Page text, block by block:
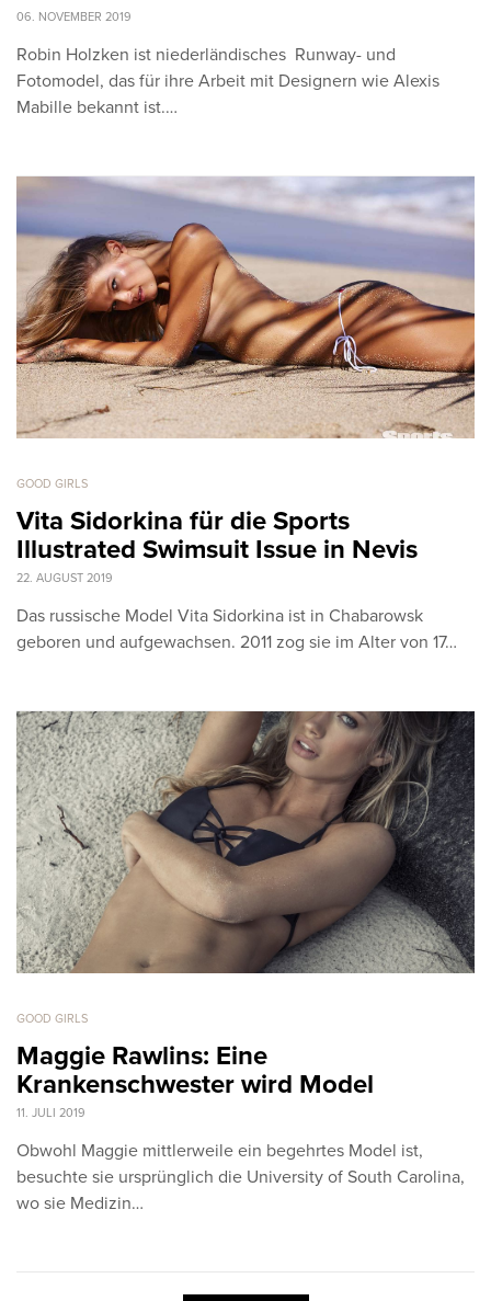
06. NOVEMBER 2019
Robin Holzken ist niederländisches Runway- und
Fotomodel, das für ihre Arbeit mit Designern wie Alexis
Mabille bekannt ist.…
GOOD GIRLS
Vita Sidorkina für die Sports
Illustrated Swimsuit Issue in Nevis
22. AUGUST 2019
Das russische Model Vita Sidorkina ist in Chabarowsk
geboren und aufgewachsen. 2011 zog sie im Alter von 17…
GOOD GIRLS
Maggie Rawlins: Eine
Krankenschwester wird Model
11. JULI 2019
Obwohl Maggie mittlerweile ein begehrtes Model ist,
besuchte sie ursprünglich die University of South Carolina,
wo sie Medizin…